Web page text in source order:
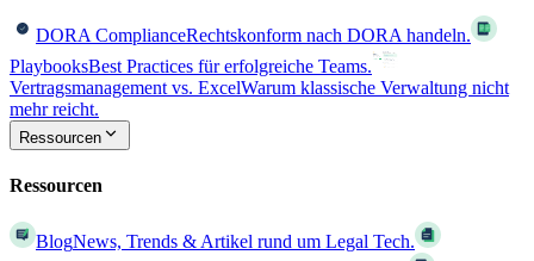
DORA ComplianceRechtskonform nach DORA handeln.
PlaybooksBest Practices für erfolgreiche Teams.
Vertragsmanagement vs. ExcelWarum klassische Verwaltung nicht
mehr reicht.
Ressourcen
Ressourcen
BlogNews, Trends & Artikel rund um Legal Tech.